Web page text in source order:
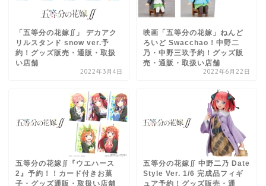
「五等分の花嫁∬」 デカアク
リルスタンド snow ver.予
約！グッズ販売・通販・取扱
い店舗
2022年3月4日
映画「五等分の花嫁」ねんど
ろいど Swacchao！中野二
乃・中野三玖予約！グッズ販
売・通販・取扱い店舗
2022年6月22日
五等分の花嫁∬『ウエハース
2』予約！！カード付きお菓
子・グッズ通販・取扱い店舗
五等分の花嫁∬ 中野二乃 Date
Style Ver. 1/6 完成品フィギ
ュア予約！グッズ販売・通